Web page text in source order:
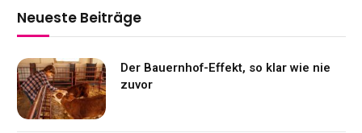
Neueste Beiträge
Der Bauernhof-Effekt, so klar wie nie
zuvor